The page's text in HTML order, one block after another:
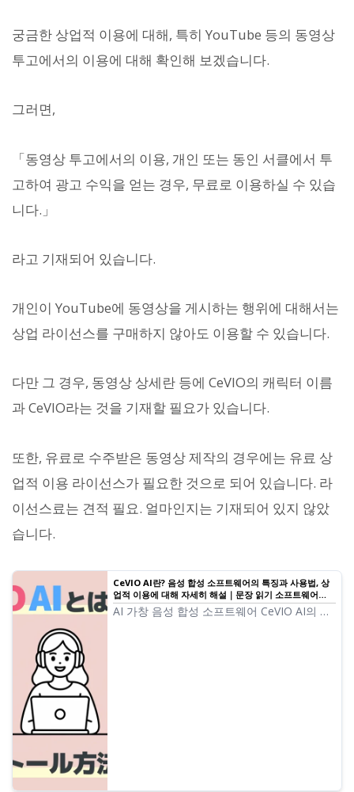
궁금한 상업적 이용에 대해, 특히 YouTube 등의 동영상
투고에서의 이용에 대해 확인해 보겠습니다.
그러면,
「동영상 투고에서의 이용, 개인 또는 동인 서클에서 투
고하여 광고 수익을 얻는 경우, 무료로 이용하실 수 있습
니다.」
라고 기재되어 있습니다.
개인이 YouTube에 동영상을 게시하는 행위에 대해서는
상업 라이선스를 구매하지 않아도 이용할 수 있습니다.
다만 그 경우, 동영상 상세란 등에 CeVIO의 캐릭터 이름
과 CeVIO라는 것을 기재할 필요가 있습니다.
또한, 유료로 수주받은 동영상 제작의 경우에는 유료 상
업적 이용 라이선스가 필요한 것으로 되어 있습니다. 라
이선스료는 견적 필요. 얼마인지는 기재되어 있지 않았
습니다.
CeVIO AI란? 음성 합성 소프트웨어의 특징과 사용법, 상
업적 이용에 대해 자세히 해설｜문장 읽기 소프트웨어
Ondoku
AI 가창 음성 합성 소프트웨어 CeVIO AI의 완